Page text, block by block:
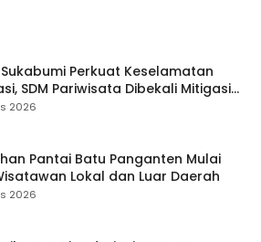
Perkuat Keselamatan
SDM Pariwisata Dibekali Mitigasi
Evakuasi
2026
Pantai Batu Panganten Mulai
Lokal dan Luar Daerah
2026